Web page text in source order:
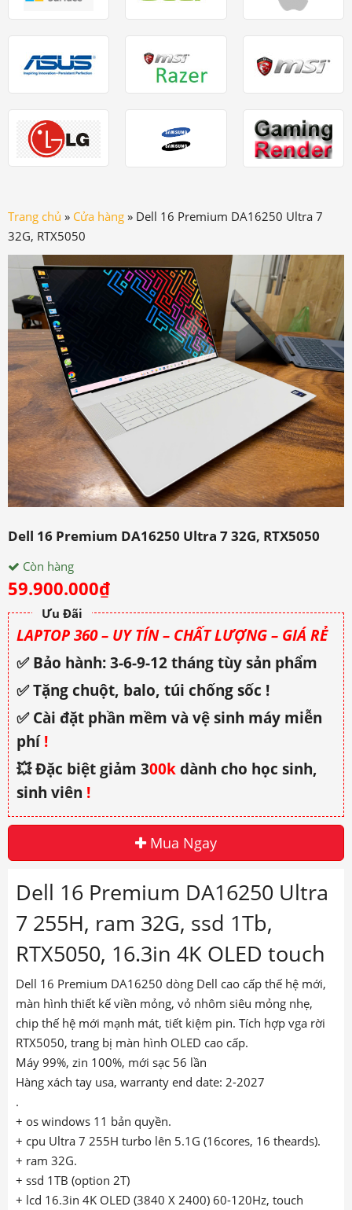
Trang chủ » Cửa hàng » Dell 16 Premium DA16250 Ultra 7
32G, RTX5050
Dell 16 Premium DA16250 Ultra 7 32G, RTX5050
Còn hàng
59.900.000₫
Ưu Đãi
LAPTOP 360 – UY TÍN – CHẤT LƯỢNG – GIÁ RẺ
✅ Bảo hành: 3-6-9-12 tháng tùy sản phẩm
✅ Tặng chuột, balo, túi chống sốc !
✅ Cài đặt phần mềm và vệ sinh máy miễn
phí!
💥 Đặc biệt giảm 300kdành cho học sinh,
sinh viên !
Mua Ngay
Dell 16 Premium DA16250 Ultra
7 255H, ram 32G, ssd 1Tb,
RTX5050, 16.3in 4K OLED touch
Dell 16 Premium DA16250 dòng Dell cao cấp thế hệ mới,
màn hình thiết kế viền mỏng, vỏ nhôm siêu mỏng nhẹ,
chip thế hệ mới mạnh mát, tiết kiệm pin. Tích hợp vga rời
RTX5050, trang bị màn hình OLED cao cấp.
Máy 99%, zin 100%, mới sạc 56 lần
Hàng xách tay usa, warranty end date: 2-2027
.
+ os windows 11 bản quyền.
+ cpu Ultra 7 255H turbo lên 5.1G (16cores, 16 theards).
+ ram 32G.
+ ssd 1TB (option 2T)
+ lcd 16.3in 4K OLED (3840 X 2400) 60-120Hz, touch